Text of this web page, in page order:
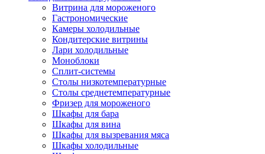
Витрина для мороженого
Гастрономические
Камеры холодильные
Кондитерские витрины
Лари холодильные
Моноблоки
Сплит-системы
Столы низкотемпературные
Столы среднетемпературные
Фризер для мороженого
Шкафы для бара
Шкафы для вина
Шкафы для вызревания мяса
Шкафы холодильные